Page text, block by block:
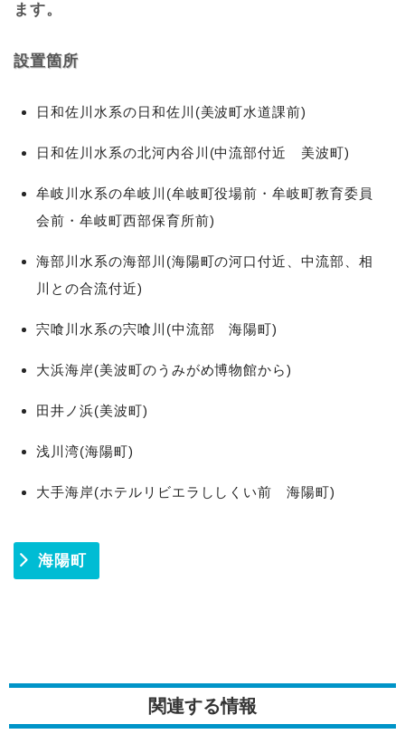
ます。
設置箇所
日和佐川水系の日和佐川(美波町水道課前)
日和佐川水系の北河内谷川(中流部付近 美波町)
牟岐川水系の牟岐川(牟岐町役場前・牟岐町教育委員
会前・牟岐町西部保育所前)
海部川水系の海部川(海陽町の河口付近、中流部、相
川との合流付近)
宍喰川水系の宍喰川(中流部 海陽町)
大浜海岸(美波町のうみがめ博物館から)
田井ノ浜(美波町)
浅川湾(海陽町)
大手海岸(ホテルリビエラししくい前 海陽町)
海陽町
関連する情報